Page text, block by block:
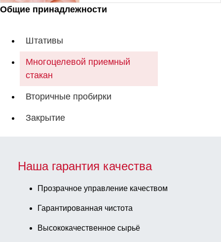
Общие принадлежности
Штативы
Многоцелевой приемный
стакан
Вторичные пробирки
Закрытие
Наша гарантия качества
Прозрачное управление качеством
Гарантированная чистота
Высококачественное сырьё